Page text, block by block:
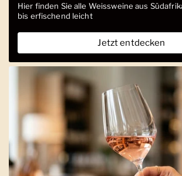
Hier finden Sie alle Weissweine aus
bis erfischend leicht
Jetzt entdecken